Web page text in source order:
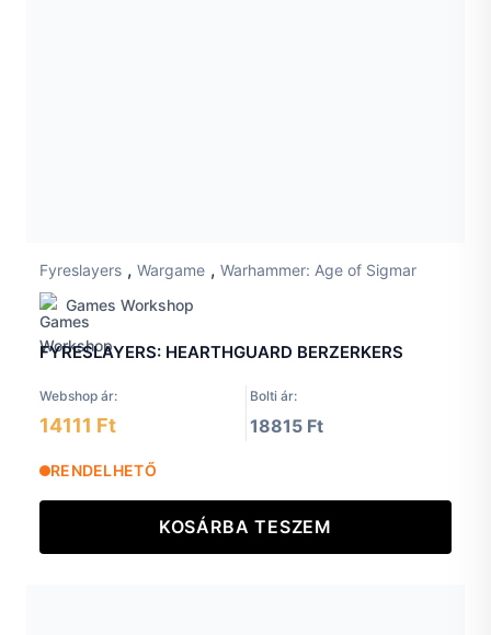
Fyreslayers , Wargame , Warhammer: Age of Sigmar
Games Workshop
FYRESLAYERS: HEARTHGUARD BERZERKERS
Webshop ár: Bolti ár:
14111 Ft 18815 Ft
RENDELHETŐ
KOSÁRBA TESZEM